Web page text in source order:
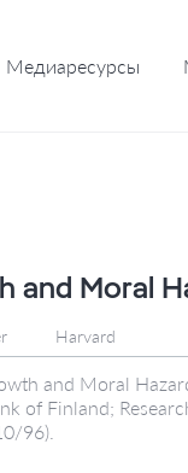
Медиаресурсы
and Moral
Harvard
and Moral
of Finland;
96).